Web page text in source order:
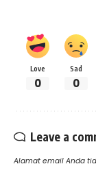
Love
0
Sad
0
Leave a
Alamat email Anda